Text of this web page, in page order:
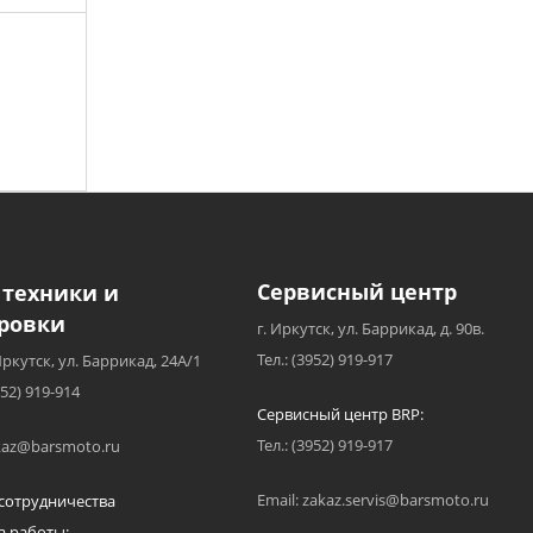
и
ул. Баррикад, 24А/1
919-914
Сервисный центр
г. Иркутск, ул. Баррикад, д. 90в.
Тел.: (3952) 919-917
Сервисный центр BRP:
Тел.: (3952) 919-917
Email: zakaz.servis@barsmoto.ru